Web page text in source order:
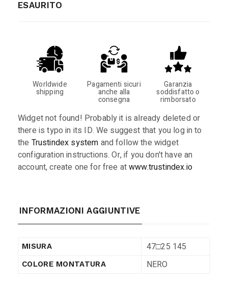
ESAURITO
Worldwide
shipping
Pagamenti sicuri
anche alla
consegna
Garanzia
soddisfatto o
rimborsato
Widget not found! Probably it is already deleted or
there is typo in its ID. We suggest that you log in to
the Trustindex system and follow the widget
configuration instructions. Or, if you don't have an
account, create one for free atwww.trustindex.io
INFORMAZIONI AGGIUNTIVE
MISURA 47□25 145
COLORE MONTATURA NERO